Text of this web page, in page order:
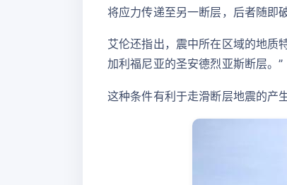
将应力传递至另一断层，后者随即
艾伦还指出，震中所在区域的地质
加利福尼亚的圣安德烈亚斯断层。”
这种条件有利于走滑断层地震的产